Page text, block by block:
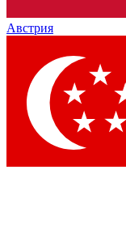
Австрия